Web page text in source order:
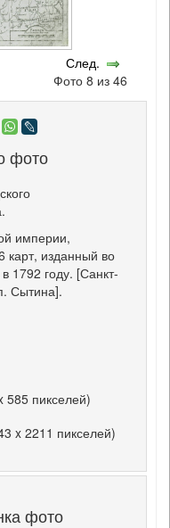
След.
Фото 8 из 46
фото
империи,
карт, изданный во
1792 году. [Санкт-
Сытина].
585 пикселей)
x 2211 пикселей)
фото